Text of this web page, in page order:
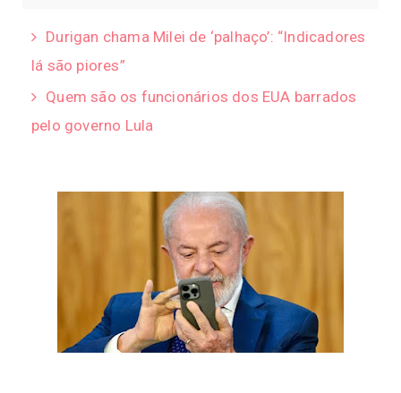
Durigan chama Milei de ‘palhaço’: “Indicadores
lá são piores”
Quem são os funcionários dos EUA barrados
pelo governo Lula